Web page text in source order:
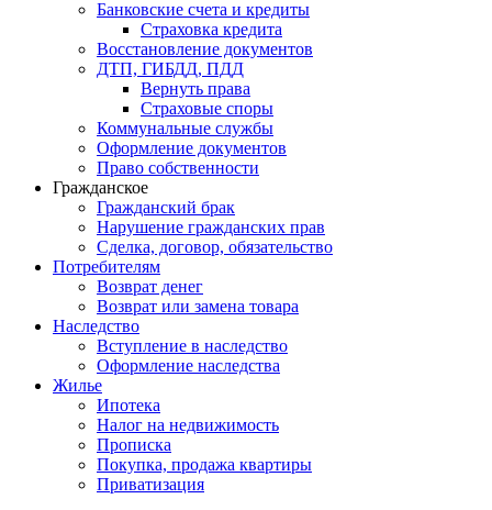
Банковские счета и кредиты
Страховка кредита
Восстановление документов
ДТП, ГИБДД, ПДД
Вернуть права
Страховые споры
Коммунальные службы
Оформление документов
Право собственности
Гражданское
Гражданский брак
Нарушение гражданских прав
Сделка, договор, обязательство
Потребителям
Возврат денег
Возврат или замена товара
Наследство
Вступление в наследство
Оформление наследства
Жилье
Ипотека
Налог на недвижимость
Прописка
Покупка, продажа квартиры
Приватизация